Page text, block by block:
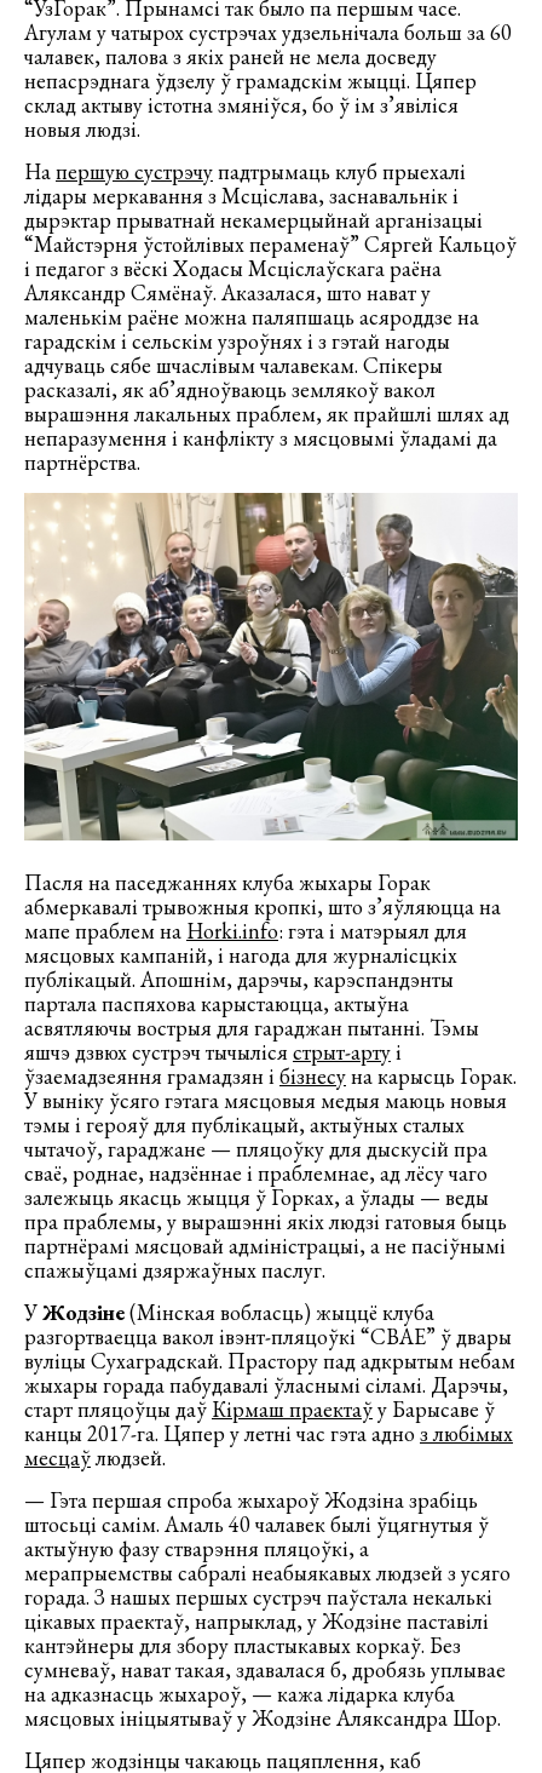
“УзГорак”. Прынамсі так было па першым часе.
Агулам у чатырох сустрэчах удзельнічала больш за 60
чалавек, палова з якіх раней не мела досведу
непасрэднага ўдзелу ў грамадскім жыцці. Цяпер
склад актыву істотна змяніўся, бо ў ім з’явіліся
новыя людзі.
Напершую сустрэчупадтрымаць клуб прыехалі
лідары меркавання з Мсціслава, заснавальнік і
дырэктар прыватнай некамерцыйнай арганізацыі
“Майстэрня ўстойлівых пераменаў” Сяргей Кальцоў
і педагог з вёскі Ходасы Мсціслаўскага раёна
Аляксандр Сямёнаў. Аказалася, што нават у
маленькім раёне можна паляпшаць асяроддзе на
гарадскім і сельскім узроўнях і з гэтай нагоды
адчуваць сябе шчаслівым чалавекам. Спікеры
расказалі, як аб’ядноўваюць землякоў вакол
вырашэння лакальных праблем, як прайшлі шлях ад
непаразумення і канфлікту з мясцовымі ўладамі да
партнёрства.
Пасля на паседжаннях клуба жыхары Горак
абмеркавалі трывожныя кропкі, што з’яўляюцца на
мапе праблем на Horki.info: гэта і матэрыял для
мясцовых кампаній, і нагода для журналісцкіх
публікацый. Апошнім, дарэчы, карэспандэнты
партала паспяхова карыстаюцца, актыўна
асвятляючы вострыя для гараджан пытанні. Тэмы
яшчэ дзвюх сустрэч тычылісястрыт-артуі
ўзаемадзеяння грамадзян ібізнесуна карысць Горак.
У выніку ўсяго гэтага мясцовыя медыя маюць новыя
тэмы і герояў для публікацый, актыўных сталых
чытачоў, гараджане — пляцоўку для дыскусій пра
сваё, роднае, надзённае і праблемнае, ад лёсу чаго
залежыць якасць жыцця ў Горках, а ўлады — веды
пра праблемы, у вырашэнні якіх людзі гатовыя быць
партнёрамі мясцовай адміністрацыі, а не пасіўнымі
спажыўцамі дзяржаўных паслуг.
УЖодзіне(Мінская вобласць) жыццё клуба
разгортваецца вакол івэнт-пляцоўкі “СВАЕ” ў двары
вуліцы Сухаградскай. Прастору пад адкрытым небам
жыхары горада пабудавалі ўласнымі сіламі. Дарэчы,
старт пляцоўцы даў Кірмаш праектаўу Барысаве ў
канцы 2017-га. Цяпер у летні час гэта адноз любімых
месцаўлюдзей.
— Гэта першая спроба жыхароў Жодзіна зрабіць
штосьці самім. Амаль 40 чалавек былі ўцягнутыя ў
актыўную фазу стварэння пляцоўкі, а
мерапрыемствы сабралі неабыякавых людзей з усяго
горада. З нашых першых сустрэч паўстала некалькі
цікавых праектаў, напрыклад, у Жодзіне паставілі
кантэйнеры для збору пластыкавых коркаў. Без
сумневаў, нават такая, здавалася б, дробязь уплывае
на адказнасць жыхароў, — кажа лідарка клуба
мясцовых ініцыятываў у Жодзіне Аляксандра Шор.
Цяпер жодзінцы чакаюць пацяплення, каб